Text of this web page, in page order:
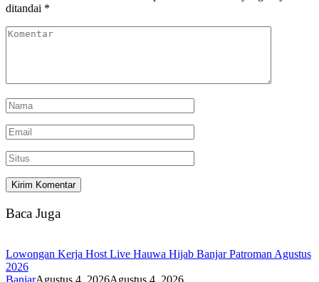
ditandai *
Baca Juga
Lowongan Kerja Host Live Hauwa Hijab Banjar Patroman Agustus
2026
BanjarAgustus 4, 2026Agustus 4, 2026